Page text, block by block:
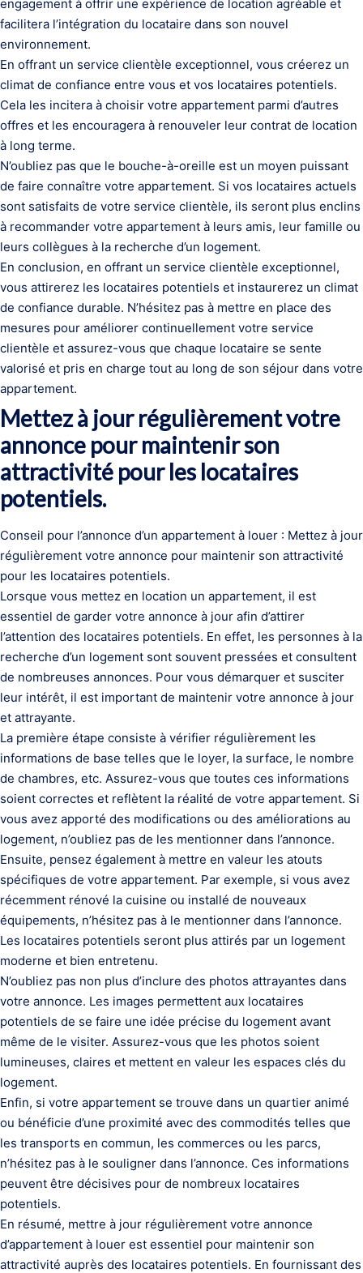
engagement à offrir une expérience de location agréable et
facilitera l’intégration du locataire dans son nouvel
environnement.
En offrant un service clientèle exceptionnel, vous créerez un
climat de confiance entre vous et vos locataires potentiels.
Cela les incitera à choisir votre appartement parmi d’autres
offres et les encouragera à renouveler leur contrat de location
à long terme.
N’oubliez pas que le bouche-à-oreille est un moyen puissant
de faire connaître votre appartement. Si vos locataires actuels
sont satisfaits de votre service clientèle, ils seront plus enclins
à recommander votre appartement à leurs amis, leur famille ou
leurs collègues à la recherche d’un logement.
En conclusion, en offrant un service clientèle exceptionnel,
vous attirerez les locataires potentiels et instaurerez un climat
de confiance durable. N’hésitez pas à mettre en place des
mesures pour améliorer continuellement votre service
clientèle et assurez-vous que chaque locataire se sente
valorisé et pris en charge tout au long de son séjour dans votre
appartement.
Mettez à jour régulièrement votre
annonce pour maintenir son
attractivité pour les locataires
potentiels.
Conseil pour l’annonce d’un appartement à louer : Mettez à jour
régulièrement votre annonce pour maintenir son attractivité
pour les locataires potentiels.
Lorsque vous mettez en location un appartement, il est
essentiel de garder votre annonce à jour afin d’attirer
l’attention des locataires potentiels. En effet, les personnes à la
recherche d’un logement sont souvent pressées et consultent
de nombreuses annonces. Pour vous démarquer et susciter
leur intérêt, il est important de maintenir votre annonce à jour
et attrayante.
La première étape consiste à vérifier régulièrement les
informations de base telles que le loyer, la surface, le nombre
de chambres, etc. Assurez-vous que toutes ces informations
soient correctes et reflètent la réalité de votre appartement. Si
vous avez apporté des modifications ou des améliorations au
logement, n’oubliez pas de les mentionner dans l’annonce.
Ensuite, pensez également à mettre en valeur les atouts
spécifiques de votre appartement. Par exemple, si vous avez
récemment rénové la cuisine ou installé de nouveaux
équipements, n’hésitez pas à le mentionner dans l’annonce.
Les locataires potentiels seront plus attirés par un logement
moderne et bien entretenu.
N’oubliez pas non plus d’inclure des photos attrayantes dans
votre annonce. Les images permettent aux locataires
potentiels de se faire une idée précise du logement avant
même de le visiter. Assurez-vous que les photos soient
lumineuses, claires et mettent en valeur les espaces clés du
logement.
Enfin, si votre appartement se trouve dans un quartier animé
ou bénéficie d’une proximité avec des commodités telles que
les transports en commun, les commerces ou les parcs,
n’hésitez pas à le souligner dans l’annonce. Ces informations
peuvent être décisives pour de nombreux locataires
potentiels.
En résumé, mettre à jour régulièrement votre annonce
d’appartement à louer est essentiel pour maintenir son
attractivité auprès des locataires potentiels. En fournissant des